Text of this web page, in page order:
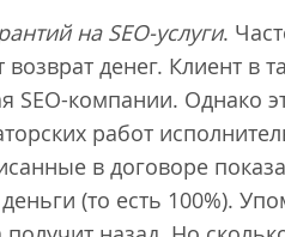
на SEO-услуги.
денег. Клиент в
SEO-компании. Однако
работ
в договоре
(то есть 100%).